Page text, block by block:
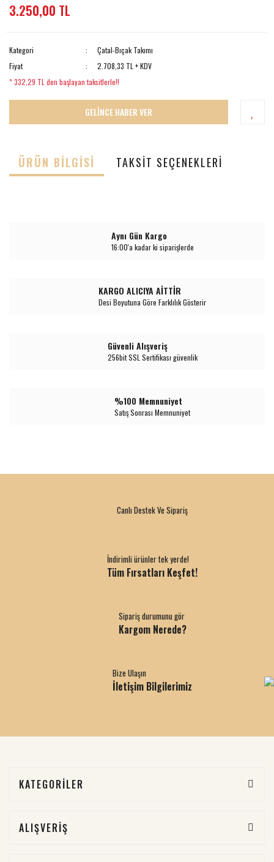
3.250,00 TL
Kategori
Çatal-Bıçak Takımı
Fiyat
2.708,33 TL + KDV
* 332,29 TL den başlayan taksitlerle!!
GELİNCE HABER VER
ÜRÜN BILGISI TAKSIT SEÇENEKLERI
Aynı Gün Kargo
16:00'a kadar ki siparişlerde
KARGO ALICIYA AİTTİR
Desi Boyutuna Göre Farklılık Gösterir
Güvenli Alışveriş
256bit SSL Sertifikası güvenlik
%100 Memnuniyet
Satış Sonrası Memnuniyet
Canlı Destek Ve Sipariş
İndirimli ürünler tek yerde!
Tüm Fırsatları Keşfet!
Sipariş durumunu gör
Kargom Nerede?
Bize Ulaşın
İletişim Bilgilerimiz
KATEGORİLER
ALIŞVERİŞ